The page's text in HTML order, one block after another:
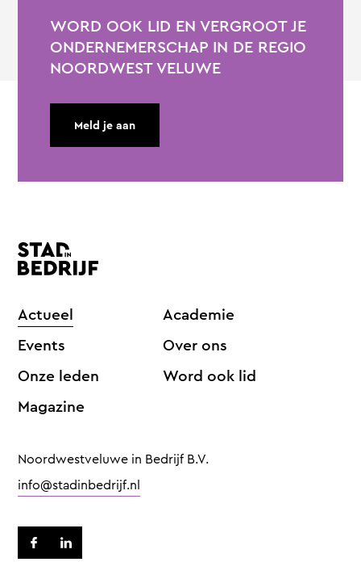
WORD OOK LID EN VERGROOT JE
ONDERNEMERSCHAP IN DE REGIO
NOORDWEST VELUWE
Meld je aan
Actueel
Events
Onze leden
Magazine
Academie
Over ons
Word ook lid
Noordwestveluwe in Bedrijf B.V.
info@stadinbedrijf.nl